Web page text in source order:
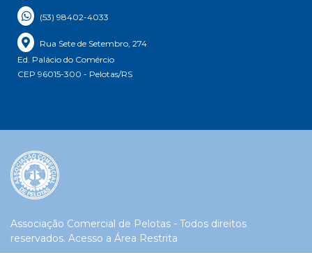
(53) 98402-4033
Rua Sete de Setembro, 274
Ed. Palácio do Comércio
CEP 96015-300 - Pelotas/RS
Associação Comercial de Pelotas - Todos direitos
reservados. Acesso a Área Restrita